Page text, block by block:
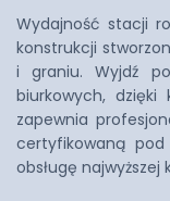
Wydajność stacji
konstrukcji
i graniu. Wyjdź
biurkowych, dzięki
zapewnia
certyfikowaną
obsługę